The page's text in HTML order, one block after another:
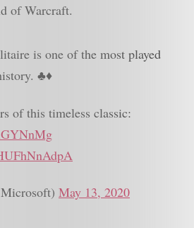
of Warcraft.
is one of the most played
♣️♦️
of this timeless classic:
May 13, 2020